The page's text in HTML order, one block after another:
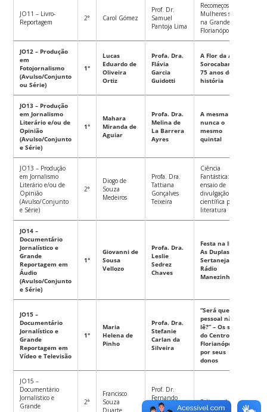
JO11 – Livro-
Reportagem
2° Carol Gómez
Prof. Dr.
Samuel
Pantoja Lima
Recomeços –
Mulheres sírias
na Grande
Florianópolis
JO12 – Produção
em
Fotojornalismo
(Avulso/Conjunto
ou Série)
1°
Lucas
Eduardo de
Oliveira
Ortiz
Profa. Dra.
Flávia
Garcia
Guidotti
A Flor da Alta
Sorocabana:
75 anos de
história
JO13 – Produção
em Jornalismo
Literário e/ou de
Opinião
(Avulso/Conjunto
e Série)
1°
Mahara
Miranda de
Aguiar
Profa. Dra.
Melina de
La Barrera
Ayres
A mesma casa,
nunca o
mesmo
quintal
JO13 – Produção
em Jornalismo
Literário e/ou de
Opinião
(Avulso/Conjunto
e Série)
2°
Diogo de
Souza
Medeiros
Profa. Dra.
Tattiana
Gonçalves
Teixeira
Ciência
Fantástica:
ensaio de
divulgação
científica pela
literatura
JO14 –
Documentário
Jornalístico e
Grande
Reportagem em
Áudio
(Avulso/Conjunto
e Série)
1°
Giovanni de
Sousa
Vellozo
Profa. Dra.
Leslie
Sedrez
Chaves
Festa na Ilha:
As Duplas
Sertanejas no
Rádio
Manezinho
JO15 –
Documentário
Jornalístico e
Grande
Reportagem em
Vídeo e Televisão
1°
Maria
Helena de
Pinho
Profa. Dra.
Stefanie
Carlan da
Silveira
“Será que o
pessoal não
lê?” – Os sebos
do Centro de
Florianópolis
por seus
donos
JO15 –
Documentário
Jornalístico e
Grande
2°
Francisco
Souza
Duarte
Prof. Dr.
Fernando
Antonio
Feliz, verbo